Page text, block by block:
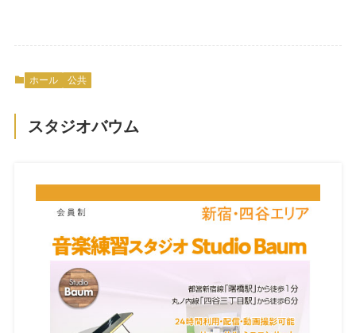
ホール 公共
スタジオバウム